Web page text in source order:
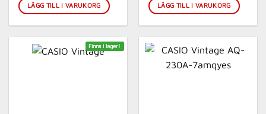
LÄGG TILL I VARUKORG LÄGG TILL I VARUKORG
Finns i lager!